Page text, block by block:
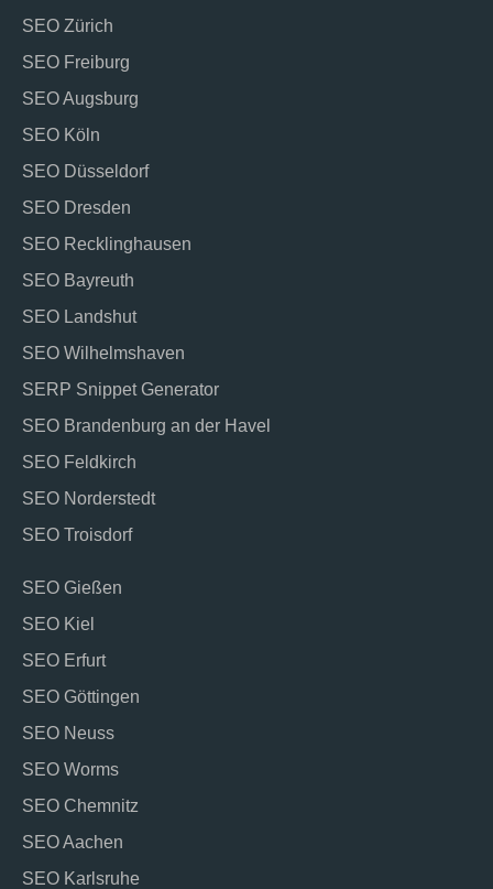
SEO Zürich
SEO Freiburg
SEO Augsburg
SEO Köln
SEO Düsseldorf
SEO Dresden
SEO Recklinghausen
SEO Bayreuth
SEO Landshut
SEO Wilhelmshaven
SERP Snippet Generator
SEO Brandenburg an der Havel
SEO Feldkirch
SEO Norderstedt
SEO Troisdorf
SEO Gießen
SEO Kiel
SEO Erfurt
SEO Göttingen
SEO Neuss
SEO Worms
SEO Chemnitz
SEO Aachen
SEO Karlsruhe